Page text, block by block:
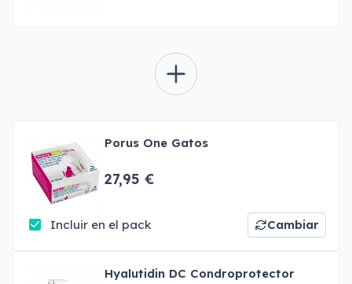
Porus One Gatos
27,95 €
Incluir en el pack Cambiar
Hyalutidin DC Condroprotector